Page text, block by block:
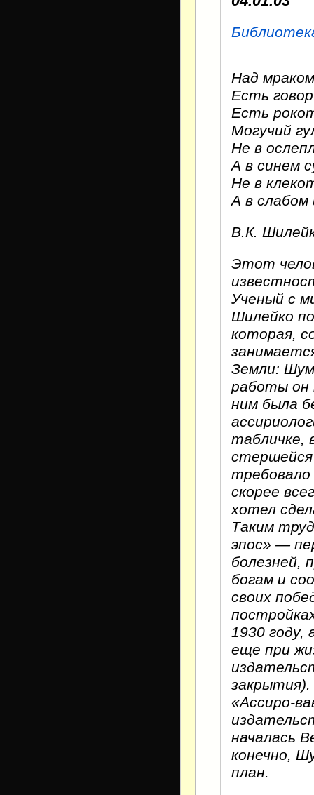
Над
Есть
Есть
Могучий
Не в
А в синем
Не в
А в
В.К.
Этот
Ученый с
Шилейко
которая,
Земли:
работы он
ним была
табличке,
стершейся
требовало
скорее
хотел
Таким
эпос» —
болезней,
богам и
своих
1930
еще при
закрытия).
«Ассиро-
началась
конечно,
план.